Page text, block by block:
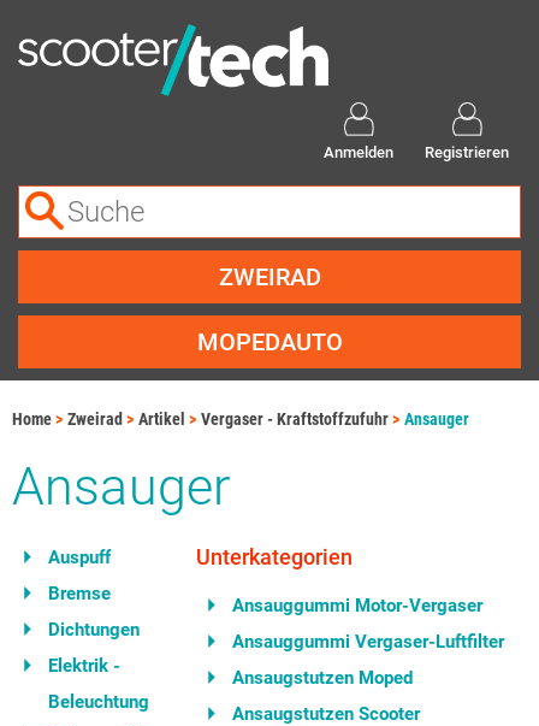
Anmelden Registrieren
ZWEIRAD
MOPEDAUTO
Home Zweirad Artikel Vergaser - Kraftstoffzufuhr Ansauger
Ansauger
Auspuff
Bremse
Dichtungen
Elektrik -
Beleuchtung
Unterkategorien
Ansauggummi Motor-Vergaser
Ansauggummi Vergaser-Luftfilter
Ansaugstutzen Moped
Ansaugstutzen Scooter